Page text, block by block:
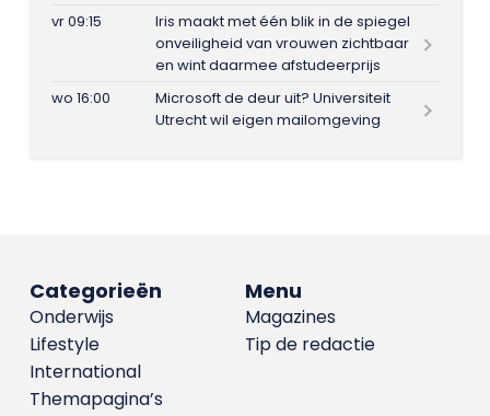
vr 09:15
Iris maakt met één blik in de spiegel
onveiligheid van vrouwen zichtbaar
en wint daarmee afstudeerprijs
wo 16:00
Microsoft de deur uit? Universiteit
Utrecht wil eigen mailomgeving
Menu
Magazines
Tip de redactie
Categorieën
Onderwijs
Lifestyle
International
Themapagina’s